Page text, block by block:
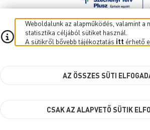
Weboldalunk az alapműködés, valamint a
statisztika céljából sütiket használ.
A sütikről bővebb tájékoztatás itt érhető
AZ ÖSSZES SÜTI
CSAK AZ ALAPVETŐ SÜTIK